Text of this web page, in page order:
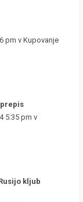
pm v Kupovanje
5:35 pm v
kljub